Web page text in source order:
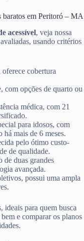
baratos em Peritoró – MA
acessível, veja nossa
usando critérios
cobertura
com opções de quarto ou
médica, com 21
para idosos, com
mais de 6 meses.
pelo ótimo custo-
de qualidade.
de duas grandes
avançada.
possui uma ampla
ideais para quem busca
e comparar os planos